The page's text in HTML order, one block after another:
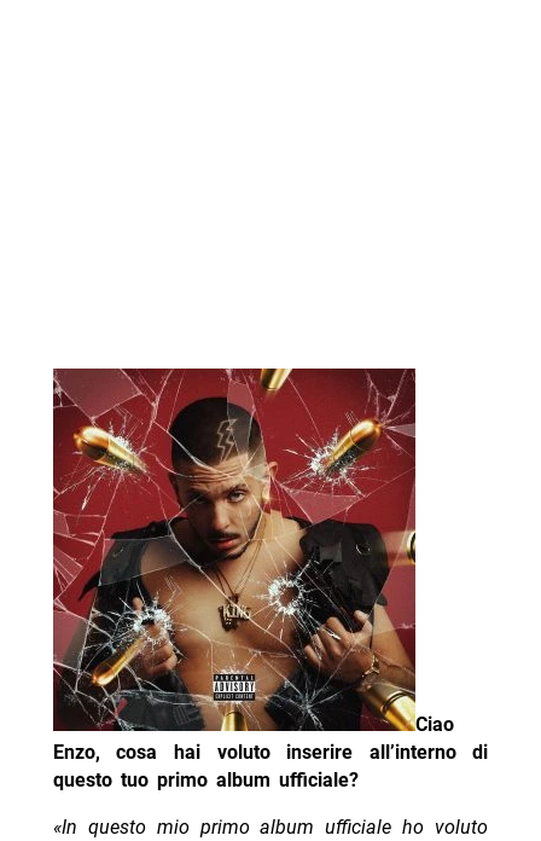
Ciao
Enzo, cosa hai voluto inserire all’interno di
questo tuo primo album ufficiale?
«In questo mio primo album ufficiale ho voluto